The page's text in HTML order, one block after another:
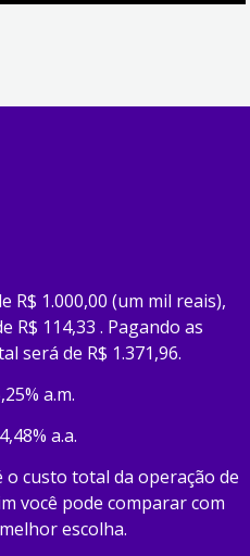
R$ 1.000,00 (um mil reais),
R$ 114,33 . Pagando as
será de R$ 1.371,96.
a.m.
a.a.
o custo total da operação de
você pode comparar com
escolha.